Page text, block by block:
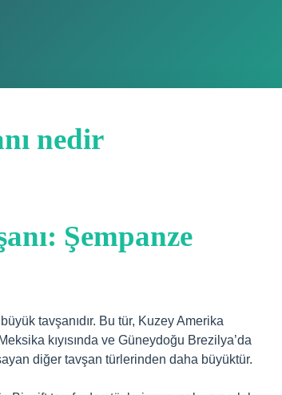
nedir
Şempanze
tavşanıdır. Bu tür, Kuzey Amerika
kıyısında ve Güneydoğu Brezilya’da
diğer tavşan türlerinden daha büyüktür.